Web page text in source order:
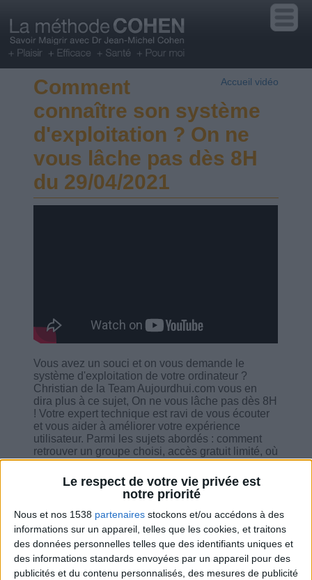
Le respect de votre vie privée est
notre priorité
Nous et nos 1538 partenaires stockons et/ou accédons à des
informations sur un appareil, telles que les cookies, et traitons
des données personnelles telles que des identifiants uniques et
des informations standards envoyées par un appareil pour des
publicités et du contenu personnalisés, des mesures de publicité
Accueil vidéo
Comment
connaître son système
d'exploitation ? On ne
vous lâche pas dès 8H
du 29/04/2021
Vous avez un souci et on vous demande le
système d'exploitation de votre ordinateur ?
Christian de la Team Aujourdhui.com vous en
dira plus à ce sujet, On ne vous lâche pas dès 8H
! Votre expert technique est ravi de vous écouter
et vous aider à améliorer votre expérience
utilisateur. Parmi les sujets abordés : comment
retrouver un groupe choisi, accès gratuit limité, où
trouver les repas de colopathie, une balance
connectée compatible, comment déterminer le
navigateur internet et le système d'exploitation,
bonne interface de la nouvelle appli, la barre de
poids sur android, visualisation de l'appli sur la
télé...